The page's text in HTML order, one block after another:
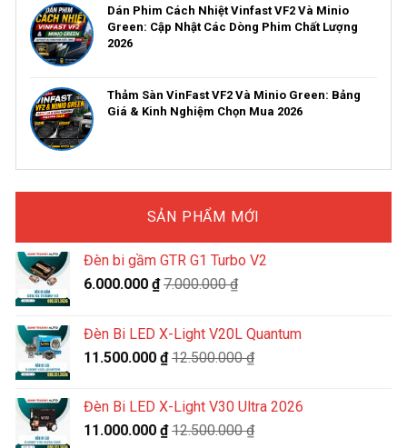
Dán Phim Cách Nhiệt Vinfast VF2 Và Minio
Green: Cập Nhật Các Dòng Phim Chất Lượng
2026
Thảm Sàn VinFast VF2 Và Minio Green: Bảng
Giá & Kinh Nghiệm Chọn Mua 2026
SẢN PHẨM MỚI
Đèn bi gầm GTR G1 Turbo V2
6.000.000 ₫ 7.000.000₫
Đèn Bi LED X-Light V20L Quantum
11.500.000 ₫ 12.500.000₫
Đèn Bi LED X-Light V30 Ultra 2026
11.000.000 ₫ 12.500.000₫